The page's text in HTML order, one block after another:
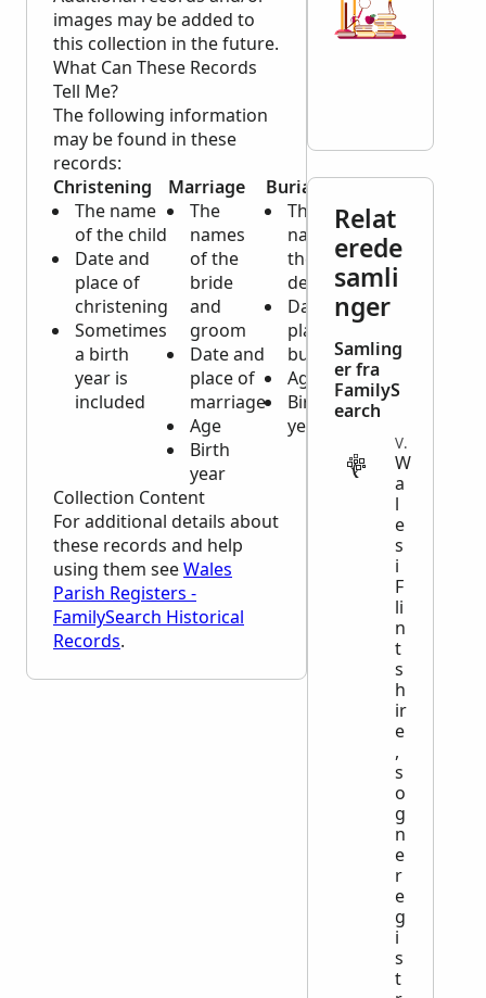
images may be added to
this collection in the future.
What Can These Records
Tell Me?
The following information
may be found in these
records:
Christening
The name
of the child
Date and
place of
christening
Sometimes
a birth
year is
included
Marriage
The
names
of the
bride
and
groom
Date and
place of
marriage
Age
Birth
year
Burial
The
name of
the
deceased
Date and
place of
burial
Age
Birth
year
Collection Content
For additional details about
these records and help
using them seeWales
Parish Registers -
FamilySearch Historical
Records.
Relat
erede
samli
nger
Samling
er fra
FamilyS
earch
VITAL
W
a
l
e
s
i
F
li
n
t
s
h
ir
e
,
s
o
g
n
e
r
e
g
i
s
t